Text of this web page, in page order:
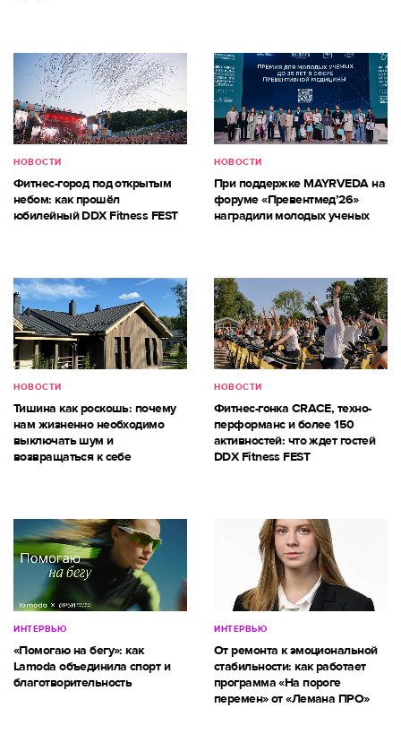
НОВОСТИ
Фитнес-город под открытым
небом: как прошёл
юбилейный DDX Fitness FEST
НОВОСТИ
При поддержке MAYRVEDA на
форуме «Превентмед’26»
наградили молодых ученых
НОВОСТИ
Тишина как роскошь: почему
нам жизненно необходимо
выключать шум и
возвращаться к себе
НОВОСТИ
Фитнес-гонка CRACE, техно-
перформанс и более 150
активностей: что ждет гостей
DDX Fitness FEST
ИНТЕРВЬЮ
«Помогаю на бегу»: как
Lamoda объединила спорт и
благотворительность
ИНТЕРВЬЮ
От ремонта к эмоциональной
стабильности: как работает
программа «На пороге
перемен» от «Лемана ПРО»